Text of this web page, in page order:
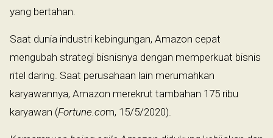
yang bertahan.
Saat dunia industri kebingungan, Amazon cepat
mengubah strategi bisnisnya dengan memperkuat bisnis
ritel daring. Saat perusahaan lain merumahkan
karyawannya, Amazon merekrut tambahan 175 ribu
karyawan (Fortune.com, 15/5/2020).